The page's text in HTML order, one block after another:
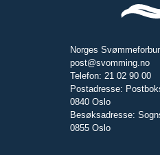
Norges
post@svomming.no
Telefon: 21 02 90 00
Postadresse:
0840 Oslo
Besøksadresse:
0855 Oslo